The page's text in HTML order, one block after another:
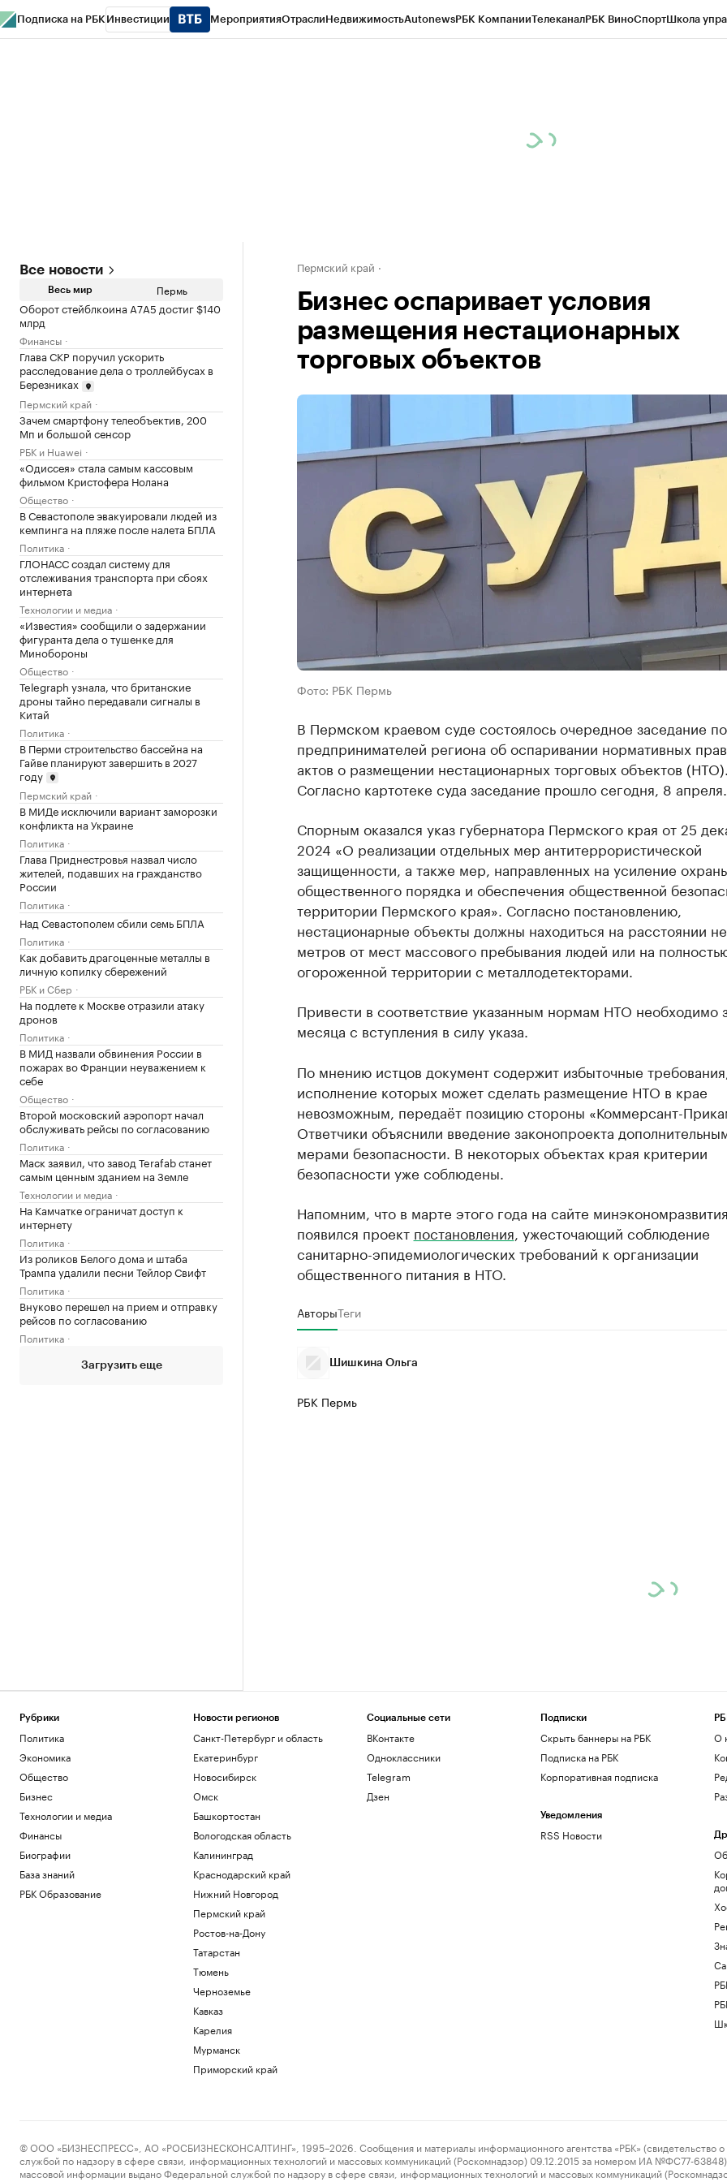
Подписка на РБК Инвестиции МероприятияОтраслиНедвижимостьAutonewsРБК КомпанииТелеканалРБК ВиноСпортШкола
Все новости
Весь мир Пермь
Оборот стейблкоина А7А5 достиг $140
млрд
Финансы
Глава СКР поручил ускорить
расследование дела о троллейбусах в
Березниках
Пермский край
Зачем смартфону телеобъектив, 200
Мп и большой сенсор
РБК и Huawei
«Одиссея» стала самым кассовым
фильмом Кристофера Нолана
Общество
В Севастополе эвакуировали людей из
кемпинга на пляже после налета БПЛА
Политика
ГЛОНАСС создал систему для
отслеживания транспорта при сбоях
интернета
Технологии и медиа
«Известия» сообщили о задержании
фигуранта дела о тушенке для
Минобороны
Общество
Telegraph узнала, что британские
дроны тайно передавали сигналы в
Китай
Политика
В Перми строительство бассейна на
Гайве планируют завершить в 2027
году
Пермский край
В МИДе исключили вариант заморозки
конфликта на Украине
Политика
Глава Приднестровья назвал число
жителей, подавших на гражданство
России
Политика
Над Севастополем сбили семь БПЛА
Политика
Как добавить драгоценные металлы в
личную копилку сбережений
РБК и Сбер
На подлете к Москве отразили атаку
дронов
Политика
В МИД назвали обвинения России в
пожарах во Франции неуважением к
себе
Общество
Второй московский аэропорт начал
обслуживать рейсы по согласованию
Политика
Маск заявил, что завод Terafab станет
самым ценным зданием на Земле
Технологии и медиа
На Камчатке ограничат доступ к
интернету
Политика
Из роликов Белого дома и штаба
Трампа удалили песни Тейлор Свифт
Политика
Внуково перешел на прием и отправку
рейсов по согласованию
Политика
Загрузить еще
Пермский край
Бизнес оспаривает условия
размещения нестационарных
торговых объектов
Фото: РБК Пермь
В Пермском краевом суде состоялось очередное заседание
предпринимателей региона об оспаривании нормативных
актов о размещении нестационарных торговых объектов (НТО).
Согласно картотеке суда заседание прошло сегодня, 8 апреля.
Спорным оказался указ губернатора Пермского края от 25
2024 «О реализации отдельных мер антитеррористической
защищенности, а также мер, направленных на усиление
общественного порядка и обеспечения общественной
территории Пермского края». Согласно постановлению,
нестационарные объекты должны находиться на расстоянии
метров от мест массового пребывания людей или на
огороженной территории с металлодетекторами.
Привести в соответствие указанным нормам НТО необходимо
месяца с вступления в силу указа.
По мнению истцов документ содержит избыточные требования,
исполнение которых может сделать размещение НТО в крае
невозможным, передаёт позицию стороны «Коммерсант-
Ответчики объяснили введение законопроекта
мерами безопасности. В некоторых объектах края критерии
безопасности уже соблюдены.
Напомним, что в марте этого года на сайте минэкономразвития
появился проект постановления , ужесточающий соблюдение
санитарно-эпидемиологических требований к организации
общественного питания в НТО.
АвторыТеги
Шишкина Ольга
РБК Пермь
Рубрики
Политика
Экономика
Общество
Бизнес
Технологии и медиа
Финансы
Биографии
База знаний
РБК Образование
Новости регионов
Санкт-Петербург и область
Екатеринбург
Новосибирск
Омск
Башкортостан
Вологодская область
Калининград
Краснодарский край
Нижний Новгород
Пермский край
Ростов-на-Дону
Татарстан
Тюмень
Черноземье
Кавказ
Карелия
Мурманск
Приморский край
Социальные сети
ВКонтакте
Одноклассники
Telegram
Дзен
Подписки
Скрыть баннеры на РБК
Подписка на РБК
Корпоративная подписка
Уведомления
RSS Новости
О
© ООО «БИЗНЕСПРЕСС», АО «РОСБИЗНЕСКОНСАЛТИНГ», 1995–2026. Сообщения и материалы информационного агентства «РБК» (свидетельство о
службой по надзору в сфере связи, информационных технологий и массовых коммуникаций (Роскомнадзор) 09.12.2015 за номером ИА №ФС77-63848)
массовой информации выдано Федеральной службой по надзору в сфере связи, информационных технологий и массовых коммуникаций